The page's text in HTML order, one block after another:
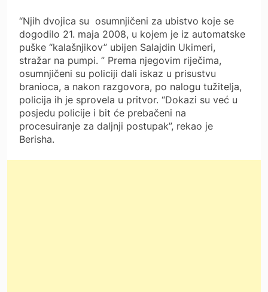
“Njih dvojica su osumnjičeni za ubistvo koje se
dogodilo 21. maja 2008, u kojem je iz automatske
puške “kalašnjikov” ubijen Salajdin Ukimeri,
stražar na pumpi. ” Prema njegovim riječima,
osumnjičeni su policiji dali iskaz u prisustvu
branioca, a nakon razgovora, po nalogu tužitelja,
policija ih je sprovela u pritvor. “Dokazi su već u
posjedu policije i bit će prebačeni na
procesuiranje za daljnji postupak”, rekao je
Berisha.